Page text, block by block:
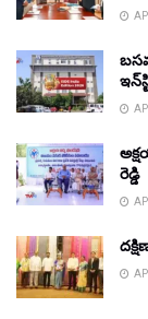
రెడ్డి